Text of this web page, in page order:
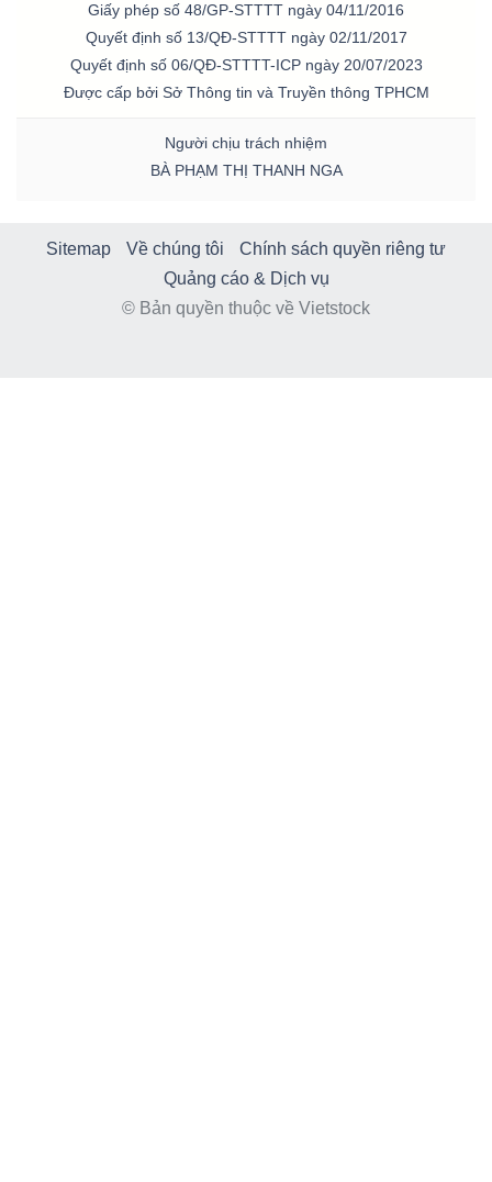
Giấy phép số 48/GP-STTTT ngày 04/11/2016
Quyết định số 13/QĐ-STTTT ngày 02/11/2017
Quyết định số 06/QĐ-STTTT-ICP ngày 20/07/2023
Được cấp bởi Sở Thông tin và Truyền thông TPHCM
Người chịu trách nhiệm
BÀ PHẠM THỊ THANH NGA
Sitemap Về chúng tôi
Chính sách quyền riêng tư
Quảng cáo & Dịch vụ
© Bản quyền thuộc về Vietstock